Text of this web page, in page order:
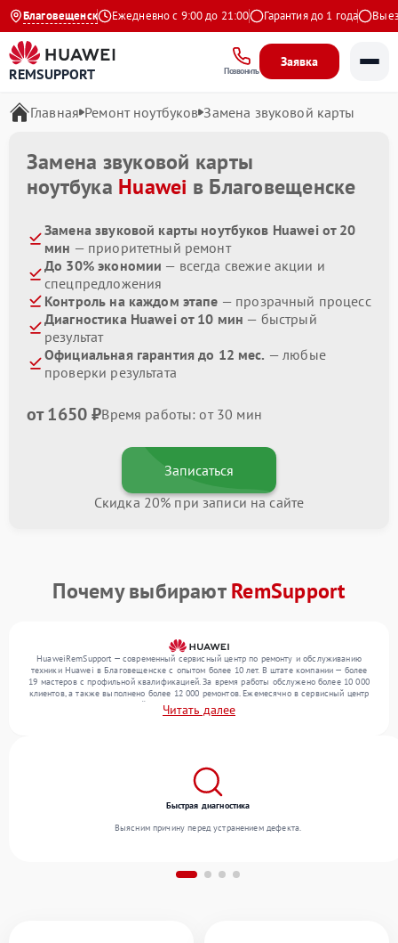
Благовещенск
4.9 на Яндекс Ежедневно с 9:00 до 21:00 Гарантия до 1 года Выезд
REMSUPPORT Позвонить
Заявка
Главная Ремонт ноутбуков Замена звуковой карты
Замена звуковой карты
ноутбука Huawei в Благовещенске
Замена звуковой карты ноутбуков Huawei от 20
мин — приоритетный ремонт
До 30% экономии — всегда свежие акции и
спецпредложения
Контроль на каждом этапе — прозрачный процесс
Диагностика Huawei от 10 мин — быстрый
результат
Официальная гарантия до 12 мес. — любые
проверки результата
от 1650 ₽Время работы: от 30 мин
Записаться
Скидка 20% при записи на сайте
Почему выбираютRemSupport
HuaweiRemSupport — современный сервисный центр по ремонту и обслуживанию
техники Huawei в Благовещенске с опытом более 10 лет. В штате компании — более
19 мастеров с профильной квалификацией. За время работы обслужено более 10 000
клиентов, а также выполнено более 12 000 ремонтов. Ежемесячно в сервисный центр
поступает от 300 устройств, включая , , . Мы работаем с широким спектром
неисправностей и предлагаем стабильный уровень сервиса благодаря квалификации
Читать далее
Быстрая диагностика
Выясним причину перед устранением дефекта.